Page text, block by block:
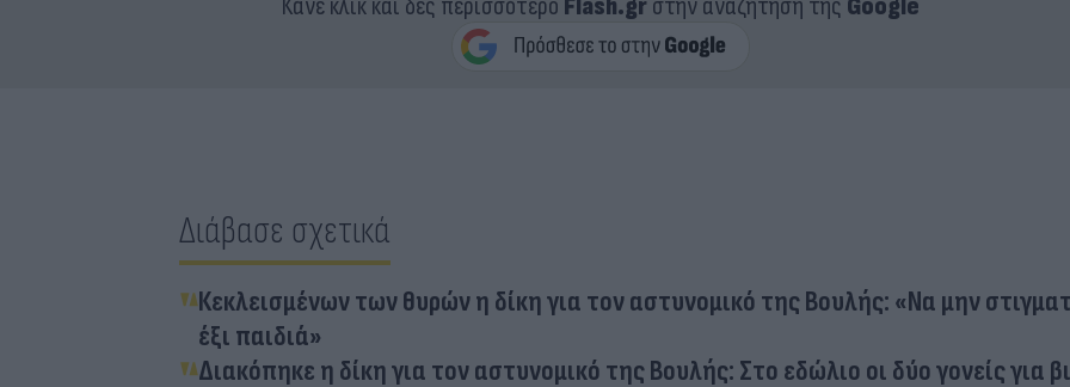
Διάβασε σχετικά
Κεκλεισμένων των θυρών η δίκη για τον αστυνομικό της Βουλής: «Να μην
έξι παιδιά»
Διακόπηκε η δίκη για τον αστυνομικό της Βουλής: Στο εδώλιο οι δύο γονείς για